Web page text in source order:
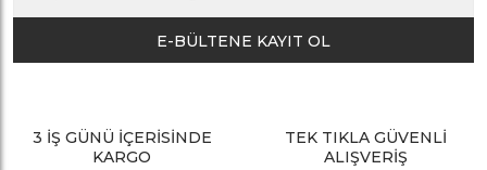
E-BÜLTENE KAYIT OL
3 İŞ GÜNÜ İÇERİSİNDE
KARGO
TEK TIKLA GÜVENLİ
ALIŞVERİŞ